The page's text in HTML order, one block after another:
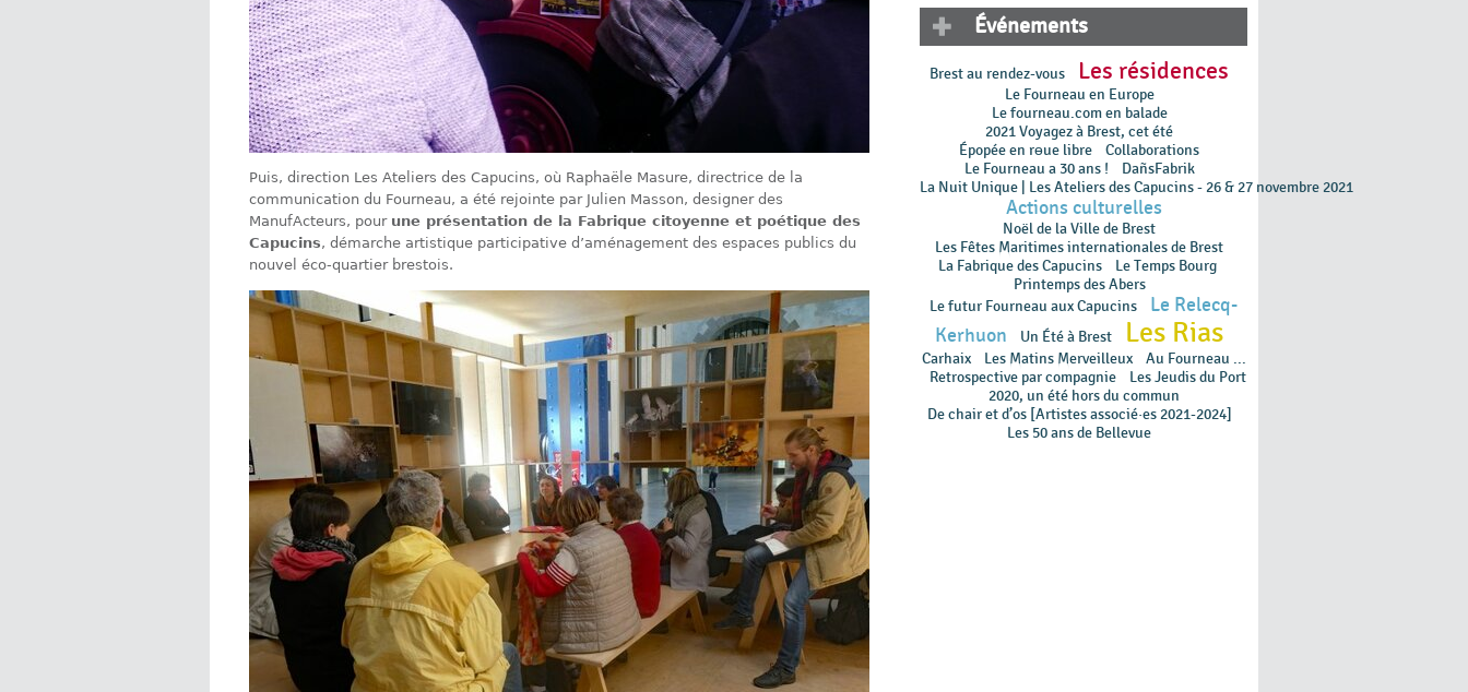
Puis, direction Les Ateliers des Capucins, où Raphaële Masure, directrice de la
communication du Fourneau, a été rejointe par Julien Masson, designer des
ManufActeurs, pour une présentation de la Fabrique citoyenne et poétique des
Capucins, démarche artistique participative d’aménagement des espaces publics du
nouvel éco-quartier brestois.
Événements
Brest au rendez-vous Les résidences
Le Fourneau en Europe
Le fourneau.com en balade
2021 Voyagez à Brest, cet été
Épopée en rɵue libre
Collaborations
Le Fourneau a 30 ans !
DañsFabrik
La Nuit Unique | Les Ateliers des Capucins - 26 & 27 novembre 2021
Actions culturelles
Noël de la Ville de Brest
Les Fêtes Maritimes internationales de Brest
La Fabrique des Capucins
Le Temps Bourg
Printemps des Abers
Le futur Fourneau aux Capucins
Le Relecq-
Kerhuon
Un Été à Brest Les Rias
Carhaix Les Matins Merveilleux
Au Fourneau ...
Retrospective par compagnie
Les Jeudis du Port
2020, un été hors du commun
De chair et d’os [Artistes associé·es 2021-2024]
Les 50 ans de Bellevue